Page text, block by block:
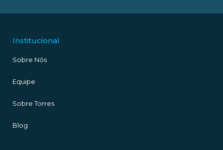
Institucional
Sobre Nós
Equipe
Sobre Torres
Blog